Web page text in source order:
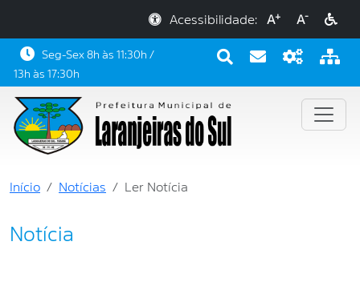
Acessibilidade: A+ A-
Seg-Sex 8h às 11:30h /
13h às 17:30h
Início Notícias Ler Notícia
Notícia